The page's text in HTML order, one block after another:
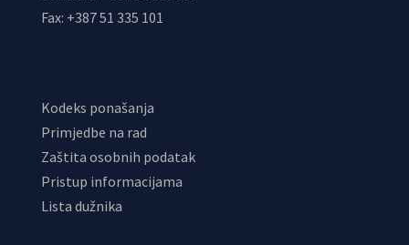
Fax: +387 51 335 101
Kodeks ponašanja
Primjedbe na rad
Zaštita osobnih podatak
Pristup informacijama
Lista dužnika